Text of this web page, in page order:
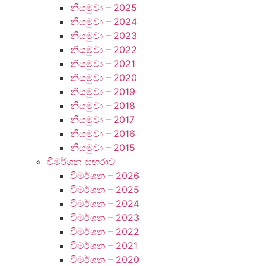
නියමුවා – 2025
නියමුවා – 2024
නියමුවා – 2023
නියමුවා – 2022
නියමුවා – 2021
නියමුවා – 2020
නියමුවා – 2019
නියමුවා – 2018
නියමුවා – 2017
නියමුවා – 2016
නියමුවා – 2015
විමර්ශන ස ඟරාව
විමර්ශන – 2026
විමර්ශන – 2025
විමර්ශන – 2024
විමර්ශන – 2023
විමර්ශන – 2022
විමර්ශන – 2021
විමර්ශන – 2020